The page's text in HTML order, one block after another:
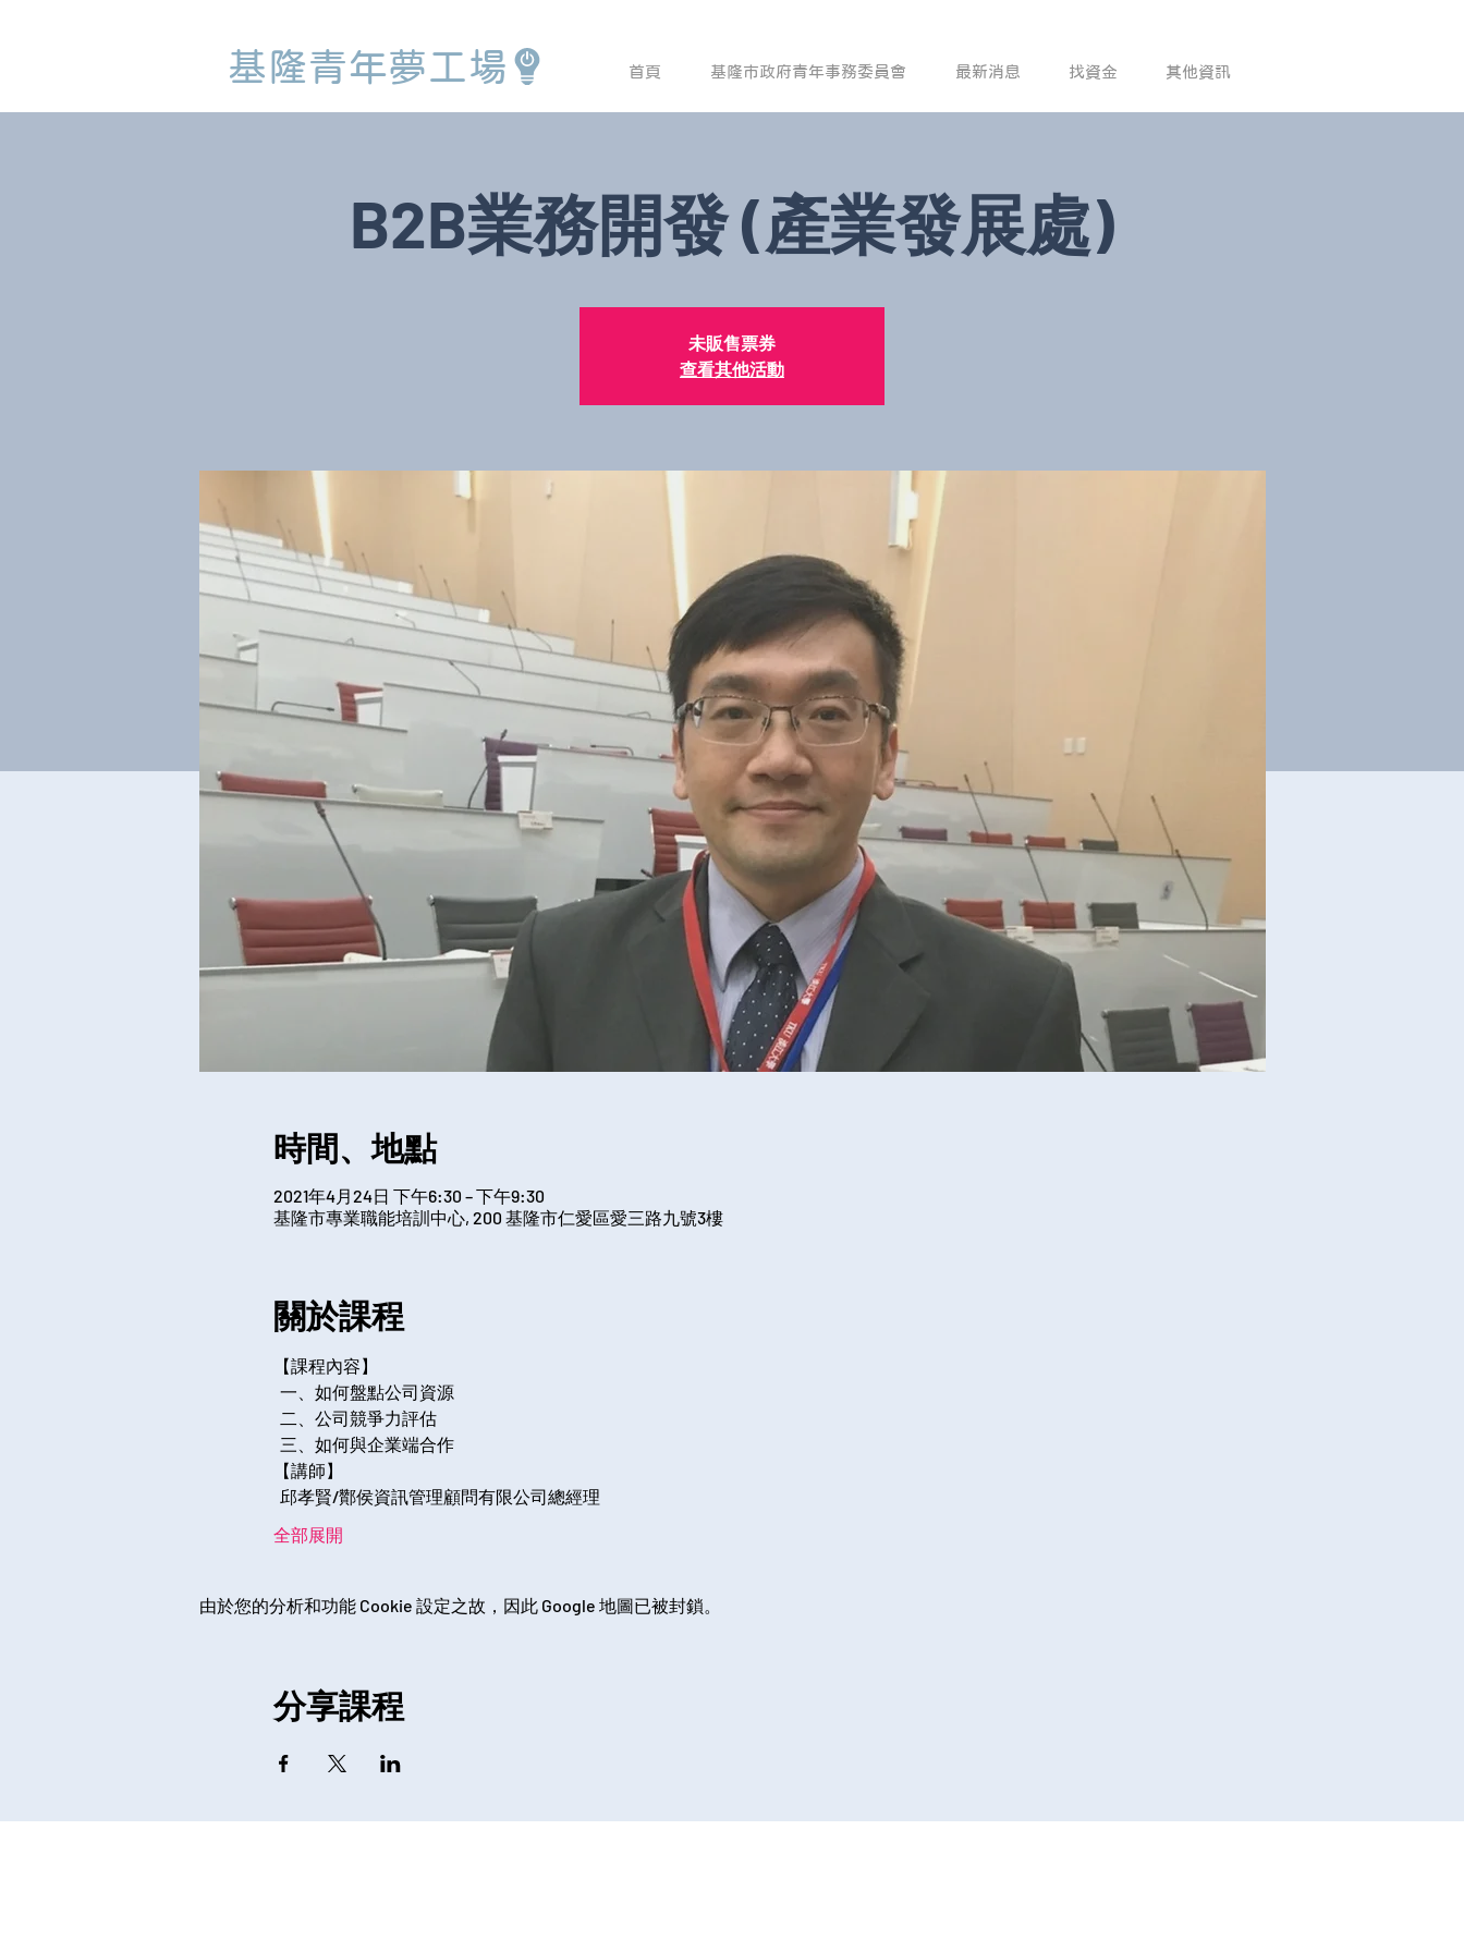
基隆青年夢工場 首頁 基隆市政府青年事務委員會 最新消息 找資金 其他資訊
B2B業務開發 (產業發展處)
未販售票券
查看其他活動
時間、地點
2021年4月24日 下午6:30 – 下午9:30
基隆市專業職能培訓中心, 200 基隆市仁愛區愛三路九號3樓
關於課程
【課程內容】
一、如何盤點公司資源
二、公司競爭力評估
三、如何與企業端合作
【講師】
邱孝賢/酇侯資訊管理顧問有限公司總經理
全部展開
由於您的分析和功能 Cookie 設定之故，因此 Google 地圖已被封鎖。
分享課程